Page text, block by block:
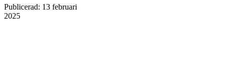
Publicerad: 13 februari
2025